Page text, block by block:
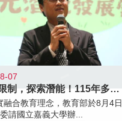
07
跨越限制，探索潛能！115年多元潛
融合教育理念，教育部於8月4日
請國立嘉義大學辦...